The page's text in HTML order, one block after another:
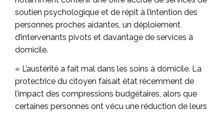
soutien psychologique et de répit à l’intention des
personnes proches aidantes, un déploiement
d’intervenants pivots et davantage de services à
domicile.
« L’austérité a fait mal dans les soins à domicile. La
protectrice du citoyen faisait état récemment de
l’impact des compressions budgétaires, alors que
certaines personnes ont vécu une réduction de leurs